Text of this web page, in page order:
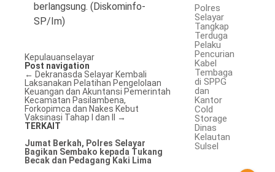
berlangsung. (Diskominfo-
SP/Im)
Kepulauanselayar
Post navigation
← Dekranasda Selayar Kembali
Laksanakan Pelatihan Pengelolaan
Keuangan dan Akuntansi Pemerintah
Kecamatan Pasilambena,
Forkopimca dan Nakes Kebut
Vaksinasi Tahap I dan II
→
TERKAIT
Jumat Berkah, Polres Selayar
Bagikan Sembako kepada Tukang
Becak dan Pedagang Kaki Lima
Polres
Selayar
Tangkap
Terduga
Pelaku
Pencurian
Kabel
Tembaga
di SPPG
dan
Kantor
Cold
Storage
Dinas
Kelautan
Sulsel